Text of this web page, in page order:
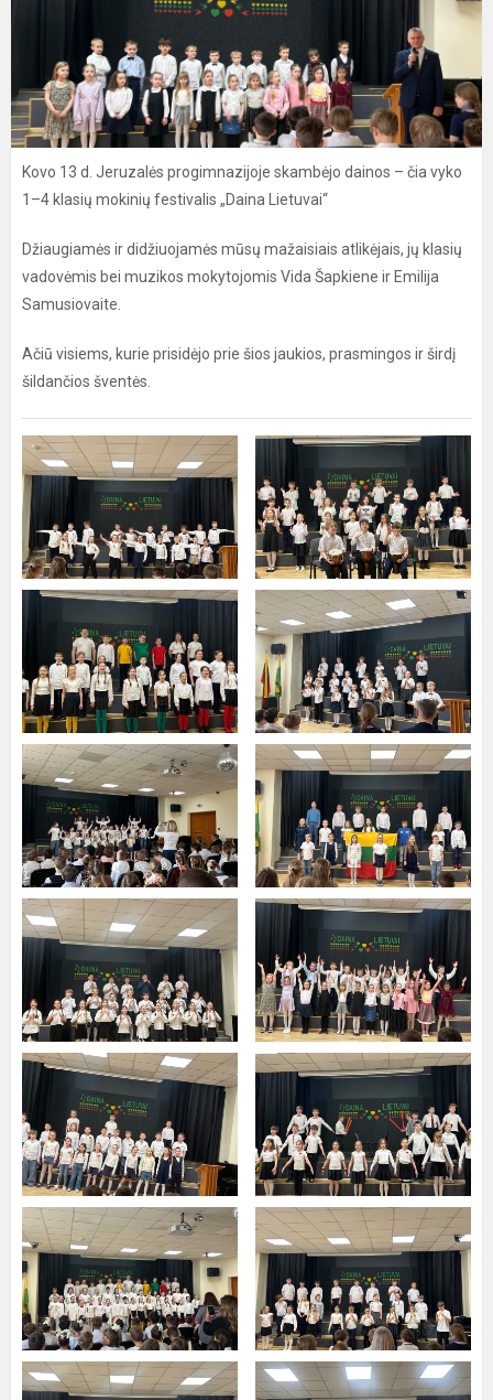
Kovo 13 d. Jeruzalės progimnazijoje skambėjo dainos – čia vyko
1–4 klasių mokinių festivalis „Daina Lietuvai“
Džiaugiamės ir didžiuojamės mūsų mažaisiais atlikėjais, jų klasių
vadovėmis bei muzikos mokytojomis Vida Šapkiene ir Emilija
Samusiovaite.
Ačiū visiems, kurie prisidėjo prie šios jaukios, prasmingos ir širdį
šildančios šventės.